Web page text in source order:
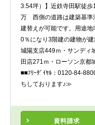
資料請求
3.54坪）】近鉄寺田駅徒
万 西側の道路は建築基準
建替えが可能です。用途
0％になり3階建の建物が
城陽支店449ｍ・サンディ
田店271ｍ・ローソン京
■■ﾌﾘｰﾀﾞｲﾔﾙ：0120-84-
ちしております♪≫